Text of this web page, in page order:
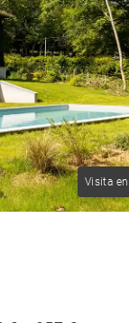
Visita